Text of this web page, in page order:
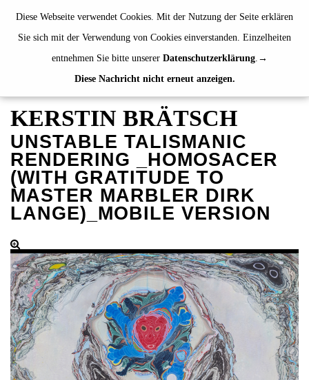
Diese Webseite verwendet Cookies. Mit der Nutzung der Seite erklären
Sie sich mit der Verwendung von Cookies einverstanden. Einzelheiten
entnehmen Sie bitte unserer Datenschutzerklärung.
Diese Nachricht nicht erneut anzeigen.
de | en
AUSSTELLUNGEN
VERANSTALTUNGEN
JAHRESGABEN
Aktuell
2024
2023
2022
Fanschals
Alphabetisch
PUBLIKATIONEN
ÜBER UNS
BESUCH
KERSTIN BRÄTSCH
UNSTABLE TALISMANIC
RENDERING _HOMOSACER
(WITH GRATITUDE TO
MASTER MARBLER DIRK
LANGE)_MOBILE VERSION